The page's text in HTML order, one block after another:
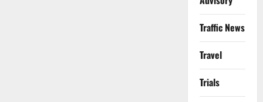
Traffic News
Travel
Trials